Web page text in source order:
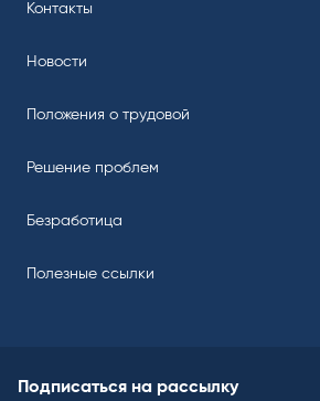
Контакты
Новости
Положения о трудовой
Решение проблем
Безработица
Полезные ссылки
Подписаться на рассылку